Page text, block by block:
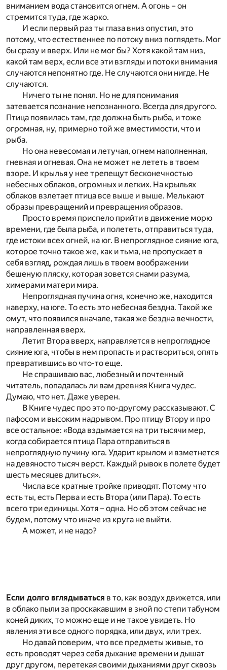
вниманием вода становится огнем. А огонь – он
стремится туда, где жарко.
И если первый раз ты глаза вниз опустил, это
потому, что естественнее по потоку вниз поглядеть. Мог
бы сразу и вверх. Или не мог бы? Хотя какой там низ,
какой там верх, если все эти взгляды и потоки внимания
случаются непонятно где. Не случаются они нигде. Не
случаются.
Ничего ты не понял. Но не для понимания
затевается познание непознанного. Всегда для другого.
Птица появилась там, где должна быть рыба, и тоже
огромная, ну, примерно той же вместимости, что и
рыба.
Но она невесомая и летучая, огнем наполненная,
гневная и огневая. Она не может не лететь в твоем
взоре. И крылья у нее трепещут бесконечностью
небесных облаков, огромных и легких. На крыльях
облаков взлетает птица все выше и выше. Мелькают
образы превращений и превращения образов.
Просто время приспело прийти в движение морю
времени, где была рыба, и полететь, отправиться туда,
где истоки всех огней, на юг. В непроглядное сияние юга,
которое точно такое же, как и тьма, не пропускает в
себя взгляд, рождая лишь в твоем воображении
бешеную пляску, которая зовется снами разума,
химерами матери мира.
Непроглядная пучина огня, конечно же, находится
наверху, на юге. То есть это небесная бездна. Такой же
омут, что появился вначале, такая же бездна вечности,
направленная вверх.
Летит Втора вверх, направляется в непроглядное
сияние юга, чтобы в нем пропасть и раствориться, опять
превратившись во что-то еще.
Не спрашиваю вас, любезный и почтенный
читатель, попадалась ли вам древняя Книга чудес.
Думаю, что нет. Даже уверен.
В Книге чудес про это по-другому рассказывают. С
пафосом и высоким надрывом. Про птицу Втору и про
все остальное: «Вода вздымается на три тысячи мер,
когда собирается птица Пара отправиться в
непроглядную пучину юга. Ударит крылом и взметнется
на девяносто тысяч верст. Каждый рывок в полете будет
шесть месяцев длиться».
Числа все кратные тройке приводят. Потому что
есть ты, есть Перва и есть Втора (или Пара). То есть
всего три единицы. Хотя – одна. Но об этом сейчас не
будем, потому что иначе из круга не выйти.
А может, и не надо?
Если долго вглядываться в то, как воздух движется, или
в облако пыли за проскакавшим в зной по степи табуном
коней диких, то можно еще и не такое увидеть. Но
явления эти все одного порядка, или двух, или трех.
Но давай поверим, что все предметы живые, то
есть проводят через себя дыхание времени и дышат
друг другом, перетекая своими дыханиями друг сквозь